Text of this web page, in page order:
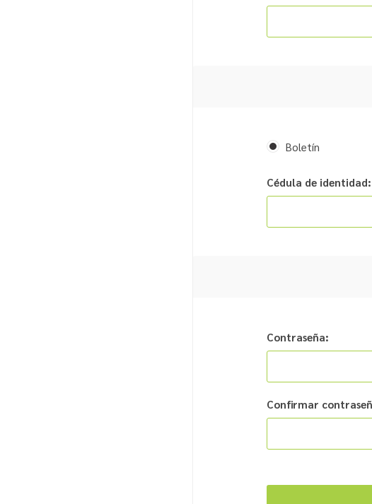
Boletín
Cédula de identidad:
Contraseña:
Confirmar